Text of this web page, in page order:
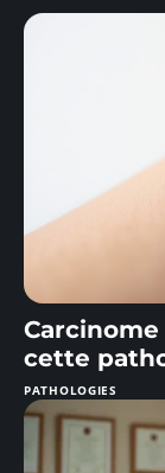
cette
PATHOLOGIES